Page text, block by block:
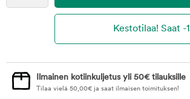
Ilmainen kotiinkuljetus yli 50€ tilauksille
Tilaa vielä 50,00€ ja saat ilmaisen toimituksen!